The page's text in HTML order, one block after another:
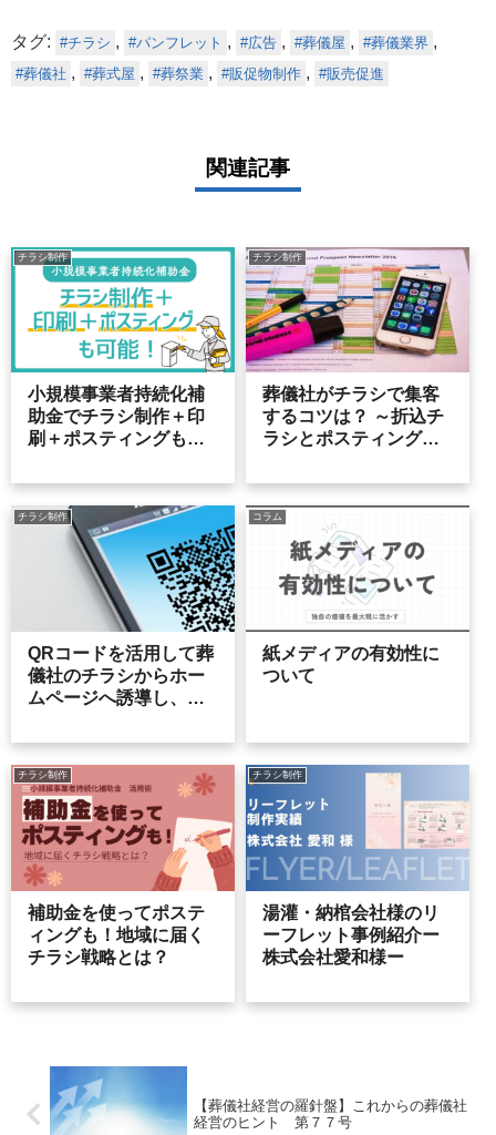
タグ: チラシ , パンフレット , 広告 , 葬儀屋 , 葬儀業界 ,
葬儀社 , 葬式屋 , 葬祭業 , 販促物制作 , 販売促進
関連記事
チラシ制作
小規模事業者持続化補
助金でチラシ制作＋印
刷＋ポスティングも可
チラシ制作
葬儀社がチラシで集客
するコツは？ ～折込チ
ラシとポスティングチ
チラシ制作
QRコードを活用して葬
儀社のチラシからホー
ムページへ誘導し、受
コラム
紙メディアの有効性に
ついて
チラシ制作
補助金を使ってポステ
ィングも！地域に届く
チラシ戦略とは？
チラシ制作
湯灌・納棺会社様のリ
ーフレット事例紹介ー
株式会社愛和様ー
【葬儀社経営の羅針盤】これからの葬儀社
経営のヒント 第７７号